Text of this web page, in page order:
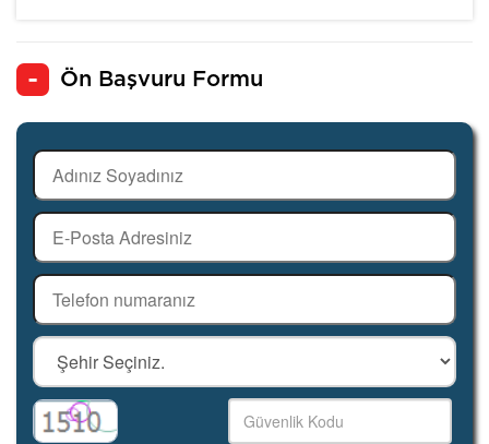
Ön Başvuru Formu